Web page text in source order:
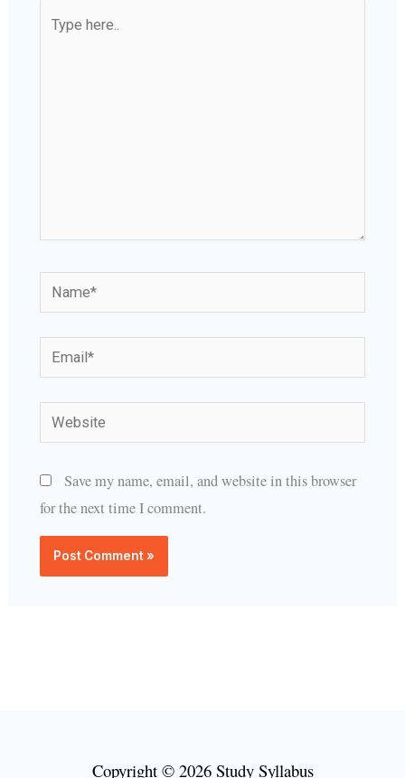
here..
Name*
Email*
Website
Save my name, email, and website in this browser
for the next time I comment.
Copyright © 2026 Study Syllabus